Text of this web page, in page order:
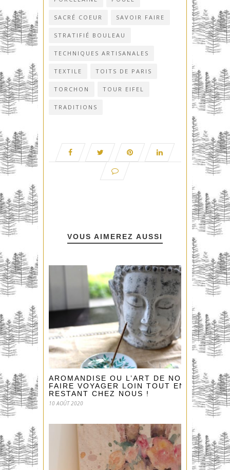
SACRÉ COEUR SAVOIR FAIRE
STRATIFIÉ BOULEAU
TECHNIQUES ARTISANALES
TEXTILE TOITS DE PARIS
TORCHON TOUR EIFEL
TRADITIONS
VOUS AIMEREZ AUSSI
AROMANDISE OU L’ART DE NOUS
FAIRE VOYAGER LOIN TOUT EN
RESTANT CHEZ NOUS !
10 AOÛT 2020